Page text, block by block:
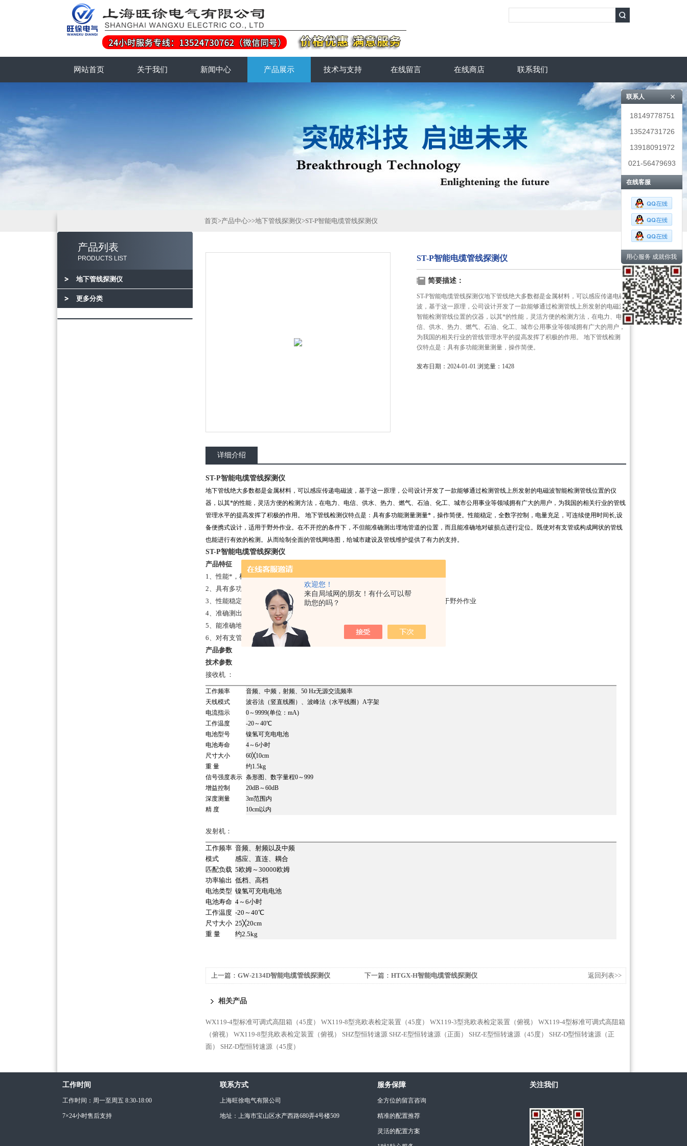
欢迎您！
来自局域网的朋友！有什么可以帮
助您的吗？
网站首页 关于我们 新闻中心 产品展示 技术与支持 在线留言 在线商店 联系我们
产品列表
PRODUCTS LIST
地下管线探测仪
更多分类
首页>产品中心>>地下管线探测仪>ST-P智能电缆管线探测仪
ST-P智能电缆管线探测仪
简要描述：
ST-P智能电缆管线探测仪地下管线绝大多数都是金属材料，可以感应传递电磁
波，基于这一原理，公司设计开发了一款能够通过检测管线上所发射的电磁波
智能检测管线位置的仪器，以其*的性能，灵活方便的检测方法，在电力、电
信、供水、热力、燃气、石油、化工、城市公用事业等领域拥有广大的用户，
为我国的相关行业的管线管理水平的提高发挥了积极的作用。 地下管线检测
仪特点是：具有多功能测量测量，操作简便。
发布日期：2024-01-01 浏览量：1428
详细介绍
ST-P智能电缆管线探测仪
地下管线绝大多数都是金属材料，可以感应传递电磁波，基于这一原理，公司设计开发了一款能够通过检测管线上所发射的电磁波智能检测管线位置的仪
器，以其*的性能，灵活方便的检测方法，在电力、电信、供水、热力、燃气、石油、化工、城市公用事业等领域拥有广大的用户，为我国的相关行业的管线
管理水平的提高发挥了积极的作用。 地下管线检测仪特点是：具有多功能测量测量*，操作简便。性能稳定，全数字控制，电量充足，可连续使用时间长,设
备便携式设计，适用于野外作业。在不开挖的条件下，不但能准确测出埋地管道的位置，而且能准确地对破损点进行定位。既使对有支管或构成网状的管线
也能进行有效的检测。从而绘制全面的管线网络图，给城市建设及管线维护提供了有力的支持。
ST-P智能电缆管线探测仪
产品特征
1、性能*，检测方便
2、具有多功能测量测量*，操作简便
3、性能稳定，全数字控制，电量充足，可连续使用时间长,设备便携式设计，适用于野外作业
4、准确测出埋地管道的位置
5、能准确地对破损点进行定位
6、对有支管或构成网状的管线也能进行有效的检测
产品参数
技术参数
接收机 ：
工作频率
音频、中频，射频、50 Hz无源交流频率
天线模式
波谷法（竖直线圈）、波峰法（水平线圈）A字架
电流指示
0～9999(单位：mA)
工作温度
-20～40℃
电池型号
镍氢可充电电池
电池寿命
4～6小时
尺寸大小
60╳10cm
重 量
约1.5kg
信号强度表示 条形图、数字量程0～999
增益控制
20dB～60dB
深度测量
3m范围内
精 度
10cm以内
发射机：
工作频率 音频、射频以及中频
模式
感应、直连、耦合
匹配负载 5欧姆～30000欧姆
功率输出 低档、高档
电池类型 镍氢可充电电池
电池寿命 4～6小时
工作温度 -20～40℃
尺寸大小 25╳20cm
重 量
约2.5kg
上一篇： GW-2134D智能电缆管线探测仪 下一篇： HTGX-H智能电缆管线探测仪 返回列表>>
相关产品
WX119-4型标准可调式高阻箱（45度） WX119-8型兆欧表检定装置（45度） WX119-3型兆欧表检定装置（俯视）
WX119-4型标准可调式高阻箱
（俯视）
WX119-8型兆欧表检定装置（俯视） SHZ型恒转速源 SHZ-E型恒转速源（正面） SHZ-E型恒转速源（45度）
SHZ-D型恒转速源（正
面）
SHZ-D型恒转速源（45度）
工作时间
工作时间：周一至周五 8:30-18:00
7×24小时售后支持
联系方式
上海旺徐电气有限公司
地址：上海市宝山区水产西路680弄4号楼509
服务保障
全方位的留言咨询
精准的配置推荐
灵活的配置方案
关注我们
联系人
18149778751
13524731726
13918091972
021-56479693
在线客服
用心服务 成就你我